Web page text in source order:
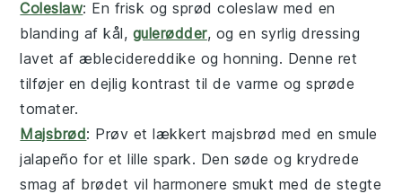
Coleslaw: En frisk og sprødcoleslaw med en
blanding afkål, gulerødder, og en syrligdressing
lavet af æblecidereddike oghonning. Denne ret
tilføjer en dejlig kontrast til de varme og sprøde
tomater.
Majsbrød: Prøv et lækkertmajsbrød med en smule
jalapeño for et lille spark. Den søde og krydrede
smag af brødet vil harmonere smukt med destegte